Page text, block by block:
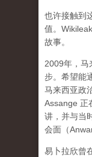
也许接触到
值。
故事。
2009年，马
步。希望能
马来西亚政
Assange 正
讲，并与当
会面（
易卜拉欣曾